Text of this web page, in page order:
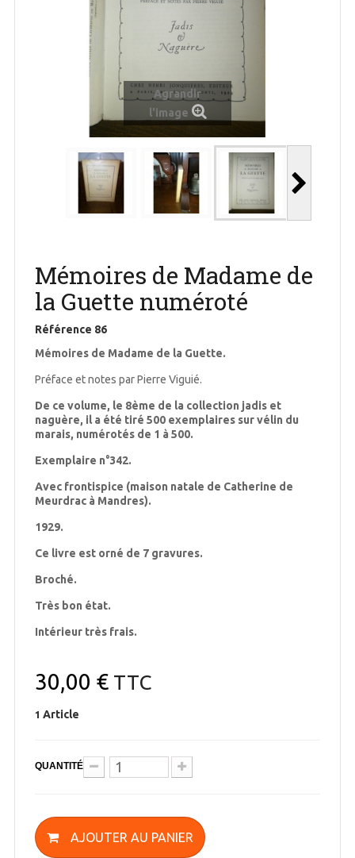
Agrandir
l'image
Mémoires de Madame de
la Guette numéroté
Référence 86
Mémoires de Madame de la Guette.
Préface et notes par Pierre Viguié.
De ce volume, le 8ème de la collection jadis et
naguère, il a été tiré 500 exemplaires sur vélin du
marais, numérotés de 1 à 500.
Exemplaire n°342.
Avec frontispice (maison natale de Catherine de
Meurdrac à Mandres).
1929.
Ce livre est orné de 7 gravures.
Broché.
Très bon état.
Intérieur très frais.
30,00 €TTC
1 Article
QUANTITÉ
AJOUTER AU PANIER